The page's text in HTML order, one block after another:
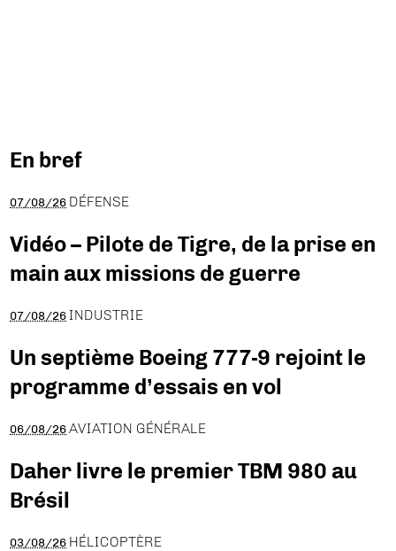
En bref
07/08/26 DÉFENSE
Vidéo – Pilote de Tigre, de la prise en
main aux missions de guerre
07/08/26 INDUSTRIE
Un septième Boeing 777-9 rejoint le
programme d’essais en vol
06/08/26 AVIATION GÉNÉRALE
Daher livre le premier TBM 980 au
Brésil
03/08/26 HÉLICOPTÈRE